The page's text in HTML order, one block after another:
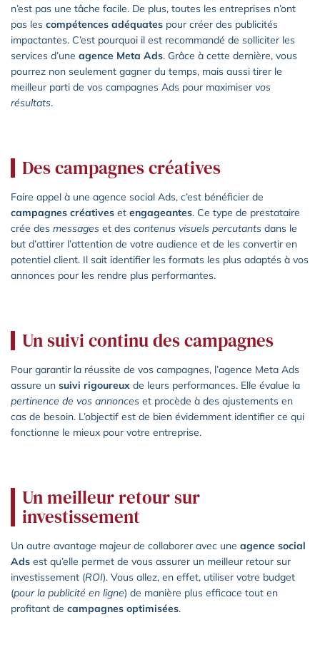
n’est pas une tâche facile. De plus, toutes les entreprises n’ont
pas les compétences adéquates pour créer des publicités
impactantes. C’est pourquoi il est recommandé de solliciter les
services d’une agence Meta Ads. Grâce à cette dernière, vous
pourrez non seulement gagner du temps, mais aussi tirer le
meilleur parti de vos campagnes Ads pour maximiser vos
résultats.
Des campagnes créatives
Faire appel à une agence social Ads, c’est bénéficier de
campagnes créatives et engageantes. Ce type de prestataire
crée des messages et des contenus visuels percutants dans le
but d’attirer l’attention de votre audience et de les convertir en
potentiel client. Il sait identifier les formats les plus adaptés à vos
annonces pour les rendre plus performantes.
Un suivi continu des campagnes
Pour garantir la réussite de vos campagnes, l’agence Meta Ads
assure un suivi rigoureux de leurs performances. Elle évalue la
pertinence de vos annonces et procède à des ajustements en
cas de besoin. L’objectif est de bien évidemment identifier ce qui
fonctionne le mieux pour votre entreprise.
Un meilleur retour sur
investissement
Un autre avantage majeur de collaborer avec une agence social
Ads est qu’elle permet de vous assurer un meilleur retour sur
investissement (ROI). Vous allez, en effet, utiliser votre budget
(pour la publicité en ligne) de manière plus efficace tout en
profitant de campagnes optimisées.